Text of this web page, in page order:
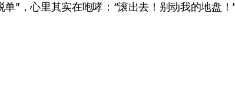
单”，心里其实在咆哮：“滚出去！别动我的地盘